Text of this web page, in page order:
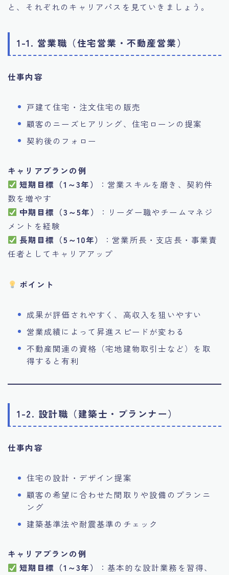
と、それぞれのキャリアパスを見ていきましょう。
1-1. 営業職（住宅営業・不動産営業）
仕事内容
戸建て住宅・注文住宅の販売
顧客のニーズヒアリング、住宅ローンの提案
契約後のフォロー
キャリアプランの例
短期目標（1～3年）
：営業スキルを磨き、契約件
数を増やす
中期目標（3～5年）
：リーダー職やチームマネジ
メントを経験
長期目標（5～10年）
：営業所長・支店長・事業責
任者としてキャリアアップ
ポイント
成果が評価されやすく、高収入を狙いやすい
営業成績によって昇進スピードが変わる
不動産関連の資格（宅地建物取引士など）を取
得すると有利
1-2. 設計職（建築士・プランナー）
仕事内容
住宅の設計・デザイン提案
顧客の希望に合わせた間取りや設備のプランニ
ング
建築基準法や耐震基準のチェック
キャリアプランの例
短期目標（1～3年）
：基本的な設計業務を習得、